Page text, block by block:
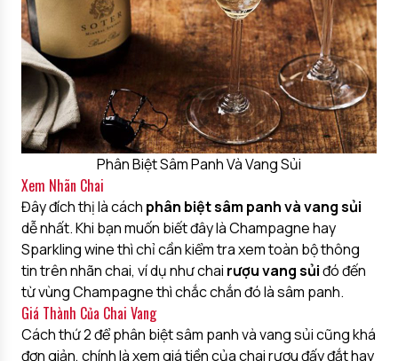
Phân Biệt Sâm Panh Và Vang Sủi
Xem Nhãn Chai
Đây đích thị là cách phân biệt sâm panh và vang sủi
dễ nhất. Khi bạn muốn biết đây là Champagne hay
Sparkling wine thì chỉ cần kiểm tra xem toàn bộ thông
tin trên nhãn chai, ví dụ như chai rượu vang sủiđó đến
từ vùng Champagne thì chắc chắn đó là sâm panh.
Giá Thành Của Chai Vang
Cách thứ 2 để phân biệt sâm panh và vang sủi cũng khá
đơn giản, chính là xem giá tiền của chai rượu đấy đắt hay